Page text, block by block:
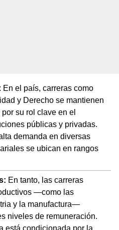
: En el país, carreras como
y Derecho se mantienen
su rol clave en el
públicas y privadas.
demanda en diversas
se ubican en rangos
En tanto, las carreras
—como las
y la manufactura—
niveles de remuneración.